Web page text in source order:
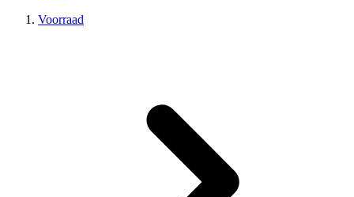
Voorraad